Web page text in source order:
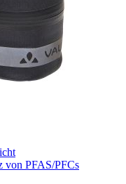
von PFAS/PFCs